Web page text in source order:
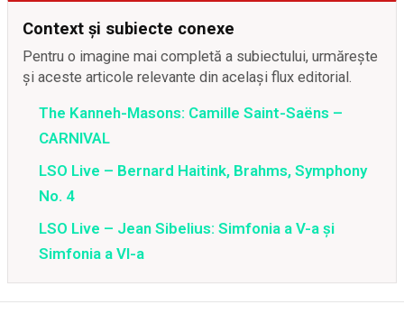
Context și subiecte conexe
Pentru o imagine mai completă a subiectului, urmărește
și aceste articole relevante din același flux editorial.
The Kanneh-Masons: Camille Saint-Saëns –
CARNIVAL
LSO Live – Bernard Haitink, Brahms, Symphony
No. 4
LSO Live – Jean Sibelius: Simfonia a V-a și
Simfonia a VI-a